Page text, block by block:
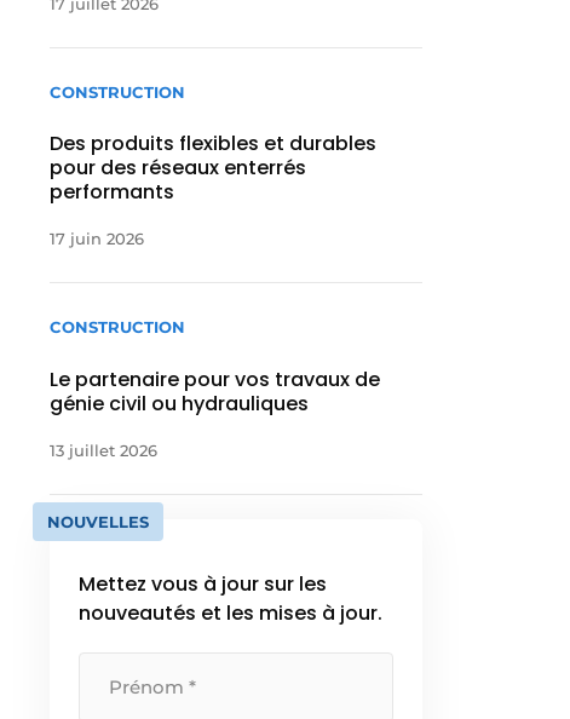
CONSTRUCTION
Des produits flexibles et durables
pour des réseaux enterrés
performants
17 juin 2026
CONSTRUCTION
Le partenaire pour vos travaux de
génie civil ou hydrauliques
13 juillet 2026
NOUVELLES
Mettez vous à jour sur les
nouveautés et les mises à jour.